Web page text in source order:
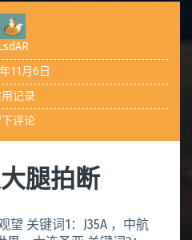
11月6日
用记录
下评论
腿拍断
望 关键词1：J35A ，中航